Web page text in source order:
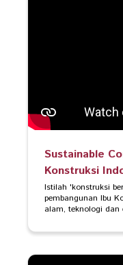
Sustainable
Konstruksi
Istilah 'konstruksi
pembangunan Ibu
alam, teknologi dan